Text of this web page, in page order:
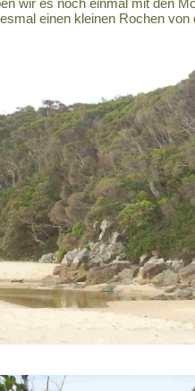
wir es noch einmal mit den
einen kleinen Rochen